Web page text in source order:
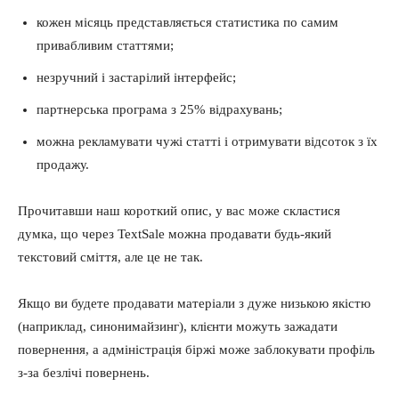
кожен місяць представляється статистика по самим
привабливим статтями;
незручний і застарілий інтерфейс;
партнерська програма з 25% відрахувань;
можна рекламувати чужі статті і отримувати відсоток з їх
продажу.
Прочитавши наш короткий опис, у вас може скластися
думка, що через TextSale можна продавати будь-який
текстовий сміття, але це не так.
Якщо ви будете продавати матеріали з дуже низькою якістю
(наприклад, синонимайзинг), клієнти можуть зажадати
повернення, а адміністрація біржі може заблокувати профіль
з-за безлічі повернень.